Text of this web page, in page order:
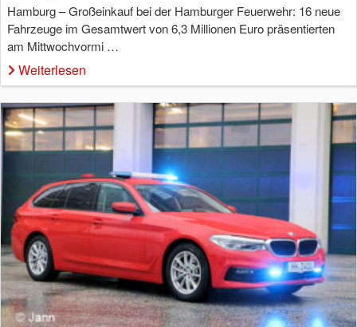
Hamburg – Großeinkauf bei der Hamburger Feuerwehr: 16 neue
Fahrzeuge im Gesamtwert von 6,3 Millionen Euro präsentierten
am Mittwochvormi …
Weiterlesen